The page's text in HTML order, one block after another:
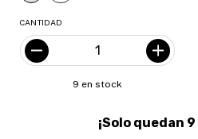
CANTIDAD
9 en stock
¡Solo quedan 9